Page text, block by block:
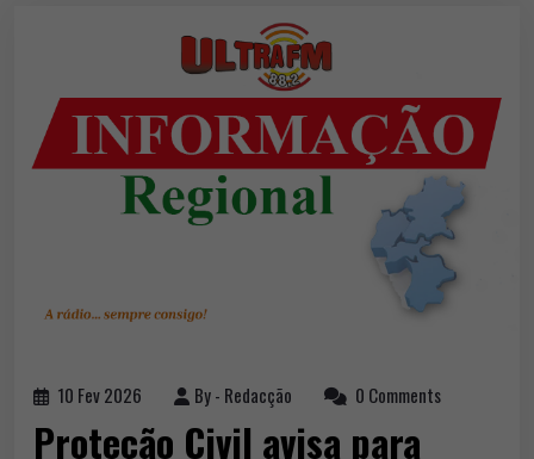
10 Fev 2026 By - Redacção 0 Comments
Proteção Civil avisa para